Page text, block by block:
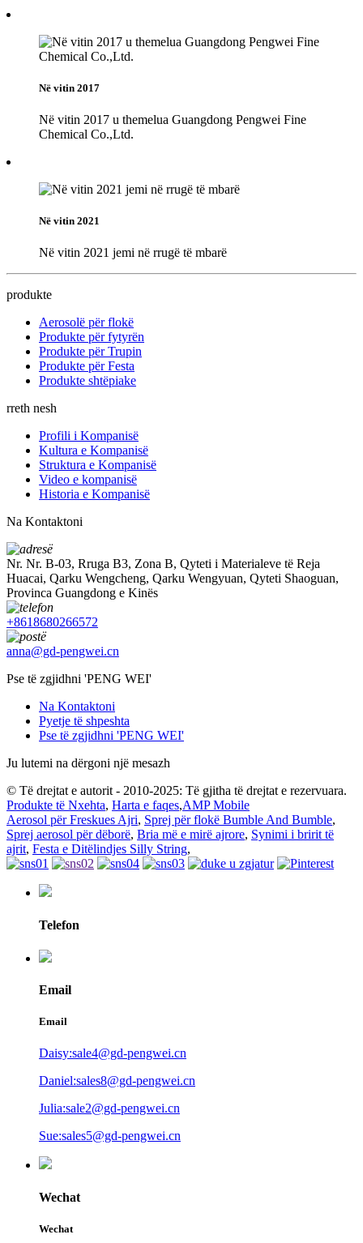
Në vitin 2017
Në vitin 2017 u themelua Guangdong Pengwei Fine
Chemical Co.,Ltd.
Në vitin 2021
Në vitin 2021 jemi në rrugë të mbarë
produkte
Aerosolë për flokë
Produkte për fytyrën
Produkte për Trupin
Produkte për Festa
Produkte shtëpiake
rreth nesh
Profili i Kompanisë
Kultura e Kompanisë
Struktura e Kompanisë
Video e kompanisë
Historia e Kompanisë
Na Kontaktoni
Nr. Nr. B-03, Rruga B3, Zona B, Qyteti i Materialeve të Reja
Huacai, Qarku Wengcheng, Qarku Wengyuan, Qyteti Shaoguan,
Provinca Guangdong e Kinës
+8618680266572
anna@gd-pengwei.cn
Pse të zgjidhni 'PENG WEI'
Na Kontaktoni
Pyetje të shpeshta
Pse të zgjidhni 'PENG WEI'
Ju lutemi na dërgoni një mesazh
© Të drejtat e autorit - 2010-2025: Të gjitha të drejtat e rezervuara.
Produkte të Nxehta, Harta e faqes,AMP Mobile
Aerosol për Freskues Ajri, Sprej për flokë Bumble And Bumble,
Sprej aerosol për dëborë, Bria më e mirë ajrore, Synimi i bririt të
ajrit, Festa e Ditëlindjes Silly String,
Telefon
Email
Email
Daisy:sale4@gd-pengwei.cn
Daniel:sales8@gd-pengwei.cn
Julia:sale2@gd-pengwei.cn
Sue:sales5@gd-pengwei.cn
Wechat
Wechat